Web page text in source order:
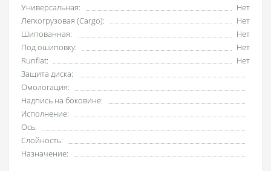
Универсальная:
Нет
Легкогрузовая (Cargo):
Нет
Шипованная:
Нет
Под ошиповку:
Нет
Runflat:
Нет
Защита диска:
Омологация:
Надпись на боковине:
Исполнение:
Ось:
Слойность:
Назначение: